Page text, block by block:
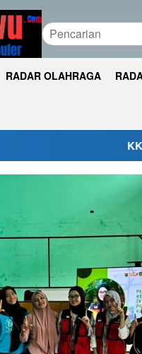
RADAR OLAHRAGA
KKN Unhas Latih